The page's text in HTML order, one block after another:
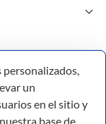
keyboard_arrow_down
un
en el sitio y
base de